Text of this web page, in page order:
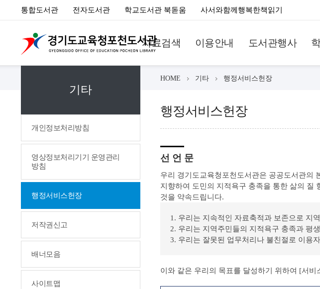
통합도서관 전자도서관 학교도서관 북돋움 사서와함께행복한책읽기
자료검색 이용안내 도서관행사
HOME 기타 행정서비스헌장
기타
개인정보처리방침
영상정보처리기기 운영관리
방침
행정서비스헌장
저작권신고
배너모음
사이트맵
행정서비스헌장
선 언 문
우리 경기도교육청포천도서관은 공공도서관의
지향하여 도민의 지적욕구 충족을 통한 삶의 질
것을 약속드립니다.
1. 우리는 지속적인 자료축적과 보존으로 지
2. 우리는 지역주민들의 지적욕구 충족과 평
3. 우리는 잘못된 업무처리나 불친절로 이용
이와 같은 우리의 목표를 달성하기 위하여 [서